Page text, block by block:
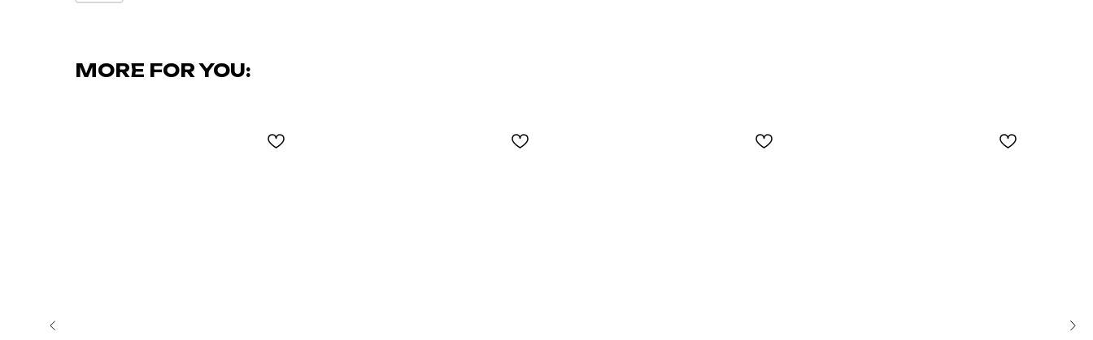
MORE FOR YOU: